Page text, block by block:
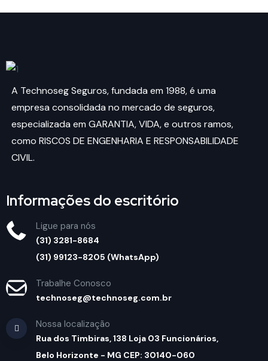
A Technoseg Seguros, fundada em 1988, é uma
empresa consolidada no mercado de seguros,
especializada em GARANTIA, VIDA, e outros ramos,
como RISCOS DE ENGENHARIA E RESPONSABILIDADE
CIVIL.
Informações do escritório
Ligue para nós
(31) 3281-8684
(31) 99123-8205 (WhatsApp)
Trabalhe Conosco
technoseg@technoseg.com.br
Nossa localização
Rua dos Timbiras, 138 Loja 03 Funcionários,
Belo Horizonte - MG CEP: 30140-060